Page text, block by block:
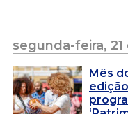
segunda-feira,
Mês